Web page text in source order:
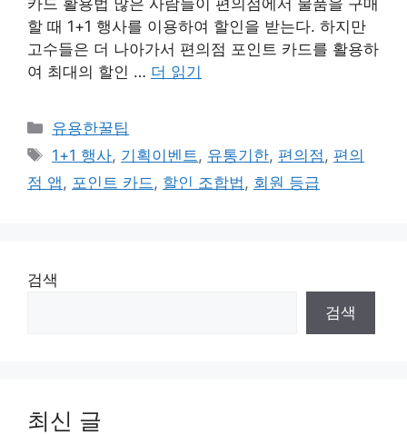
할 때 1+1 행사를 이용하여 할인을 받는다. 하지만
고수들은 더 나아가서 편의점 포인트 카드를 활용하
여 최대의 할인 … 더 읽기
카
테
리
유용한꿀팁
태
그
1+1 행사, 기획이벤트 , 유통기한, 편의점 , 편의
점 앱 , 포인트 카드 , 할인 조합법 , 회원 등급
검색
검색
최신 글